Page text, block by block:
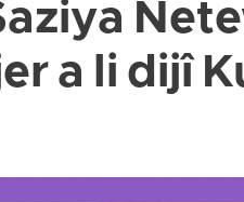
a li dijî